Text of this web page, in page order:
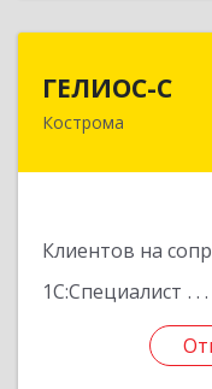
ГЕЛИОС-С
Кострома
Клиентов на
1С:Специалист
156026,